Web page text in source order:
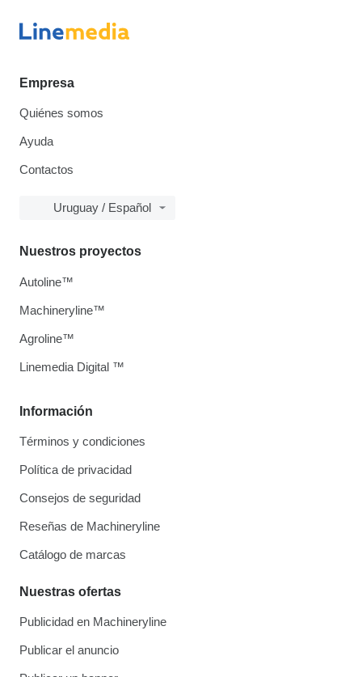
Empresa
Quiénes somos
Ayuda
Contactos
Uruguay / Español
Información
Términos y condiciones
Política de privacidad
Consejos de seguridad
Reseñas de Machineryline
Catálogo de marcas
Nuestras ofertas
Publicidad en Machineryline
Publicar el anuncio
Nuestros proyectos
Autoline™
Machineryline™
Agroline™
Linemedia Digital ™